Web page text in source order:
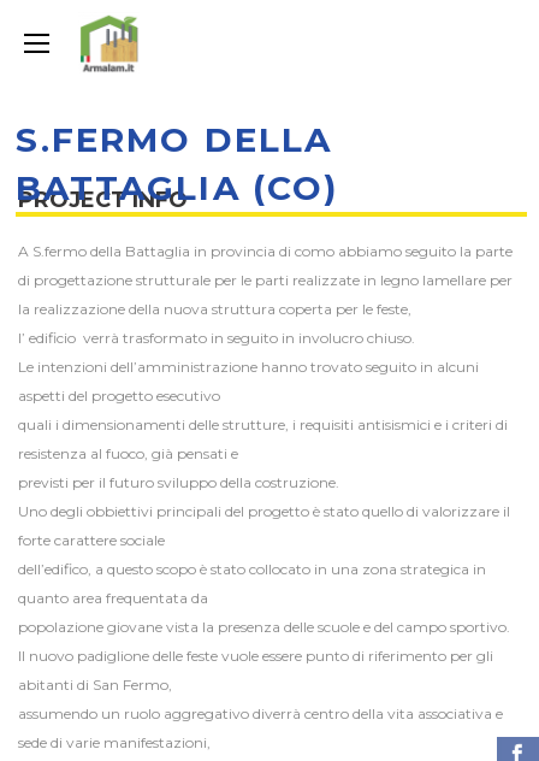
S.FERMO DELLA
BATTAGLIA (CO)
PROJECT INFO
A S.fermo della Battaglia in provincia di como abbiamo seguito la parte
di progettazione strutturale per le parti realizzate in legno lamellare per
la realizzazione della nuova struttura coperta per le feste,
l’ edificio verrà trasformato in seguito in involucro chiuso.
Le intenzioni dell’amministrazione hanno trovato seguito in alcuni
aspetti del progetto esecutivo
quali i dimensionamenti delle strutture, i requisiti antisismici e i criteri di
resistenza al fuoco, già pensati e
previsti per il futuro sviluppo della costruzione.
Uno degli obbiettivi principali del progetto è stato quello di valorizzare il
forte carattere sociale
dell’edifico, a questo scopo è stato collocato in una zona strategica in
quanto area frequentata da
popolazione giovane vista la presenza delle scuole e del campo sportivo.
Il nuovo padiglione delle feste vuole essere punto di riferimento per gli
abitanti di San Fermo,
assumendo un ruolo aggregativo diverrà centro della vita associativa e
sede di varie manifestazioni,